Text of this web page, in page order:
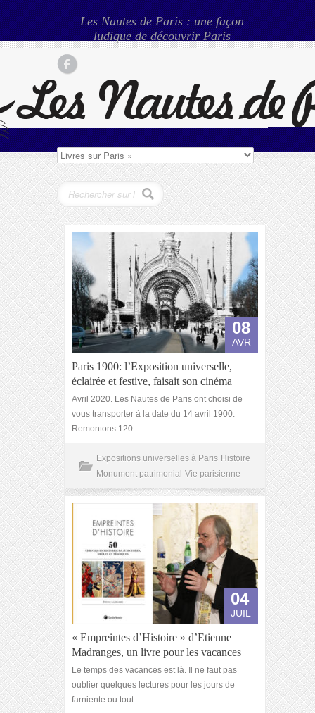
Les Nautes de Paris : une façon
ludique de découvrir Paris
08
AVR
Paris 1900: l’Exposition universelle,
éclairée et festive, faisait son cinéma
Avril 2020. Les Nautes de Paris ont choisi de
vous transporter à la date du 14 avril 1900.
Remontons 120
Expositions universelles à Paris Histoire
Monument patrimonial Vie parisienne
04
JUIL
« Empreintes d’Histoire » d’Etienne
Madranges, un livre pour les vacances
Le temps des vacances est là. Il ne faut pas
oublier quelques lectures pour les jours de
farniente ou tout